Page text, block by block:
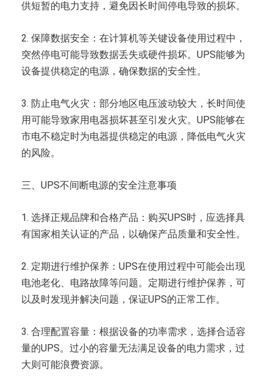
供短暂的电力支持，避免因长时间停电导致的损坏。
2. 保障数据安全：在计算机等关键设备使用过程中，
突然停电可能导致数据丢失或硬件损坏。UPS能够为
设备提供稳定的电源，确保数据的安全性。
3. 防止电气火灾：部分地区电压波动较大，长时间使
用可能导致家用电器损坏甚至引发火灾。UPS能够在
市电不稳定时为电器提供稳定的电源，降低电气火灾
的风险。
三、UPS不间断电源的安全注意事项
1. 选择正规品牌和合格产品：购买UPS时，应选择具
有国家相关认证的产品，以确保产品质量和安全性。
2. 定期进行维护保养：UPS在使用过程中可能会出现
电池老化、电路故障等问题。定期进行维护保养，可
以及时发现并解决问题，保证UPS的正常工作。
3. 合理配置容量：根据设备的功率需求，选择合适容
量的UPS。过小的容量无法满足设备的电力需求，过
大则可能浪费资源。